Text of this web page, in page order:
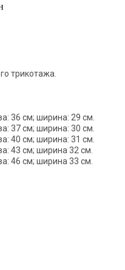
трикотажа.
36 см; ширина: 29 см.
37 см; ширина: 30 см.
40 см; ширина: 31 см.
43 см; ширина 32 см.
46 см; ширина 33 см.